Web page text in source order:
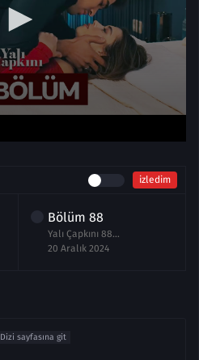
izledim
Bölüm 88
Yalı Çapkını 88.Bölüm izle
20 Aralık 2024
Dizi sayfasına git